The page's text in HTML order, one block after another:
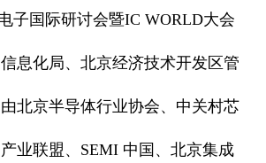
子国际研讨会暨IC WORLD大会
息化局、北京经济技术开发区管
北京半导体行业协会、中关村芯
业联盟、SEMI 中国、北京集成